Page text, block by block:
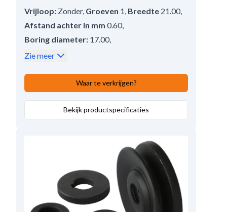
Vrijloop: Zonder, Groeven 1, Breedte 21.00,
Afstand achter in mm 0.60,
Boring diameter: 17.00,
Buitendiameter
V-Groef
Zie meer
Waar te verkrijgen?
Bekijk productspecificaties